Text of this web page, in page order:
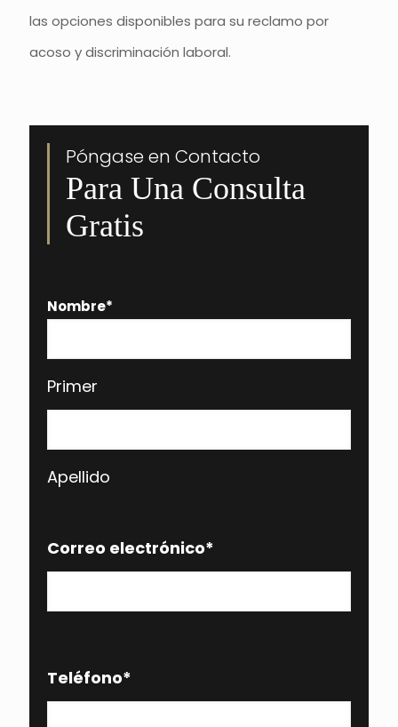
las opciones disponibles para su reclamo por
acoso y discriminación laboral.
Póngase en Contacto
Para Una Consulta
Gratis
Nombre*
Primer
Apellido
Correo electrónico*
Teléfono*